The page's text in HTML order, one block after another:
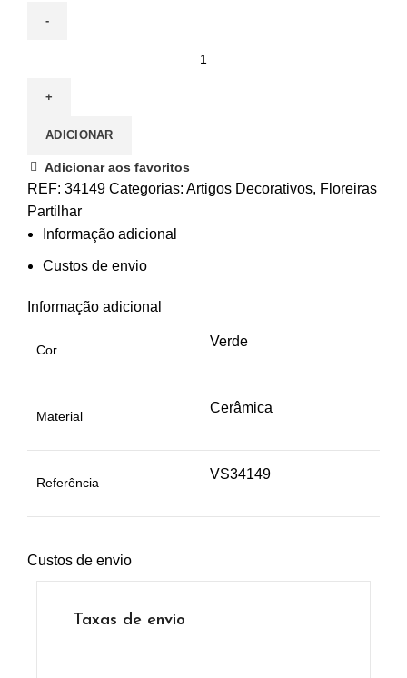
ADICIONAR
Adicionar aos favoritos
REF: 34149 Categorias: Artigos Decorativos, Floreiras
Partilhar
Informação adicional
Custos de envio
Informação adicional
Cor
Verde
Material
Cerâmica
Referência
VS34149
Custos de envio
Taxas de envio